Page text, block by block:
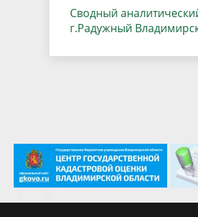
Сводный
г.Радужный